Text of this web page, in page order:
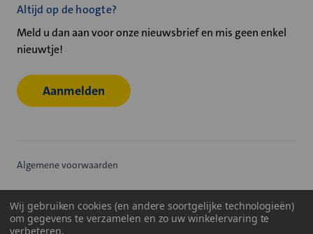
Altijd op de hoogte?
Meld u dan aan voor onze nieuwsbrief en mis geen enkel
nieuwtje!
Aanmelden
Algemene voorwaarden
Cookiebeleid
Wij gebruiken cookies (en andere soortgelijke technologieën)
om gegevens te verzamelen en zo uw winkelervaring te
verbeteren.